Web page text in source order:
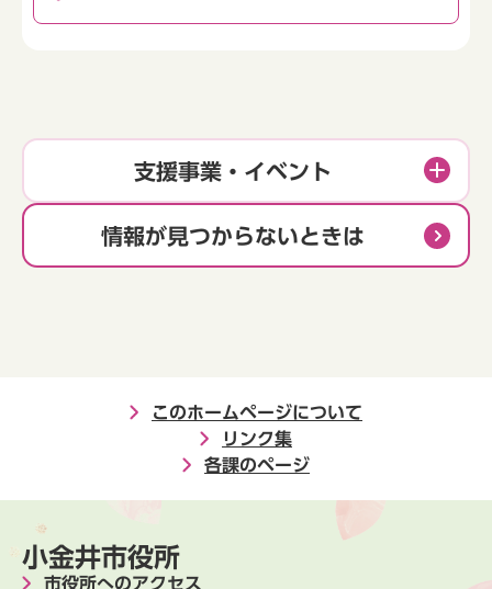
支援事業・イベント
情報が見つからないときは
このホームページについて
リンク集
各課のページ
小金井市役所
市役所へのアクセス